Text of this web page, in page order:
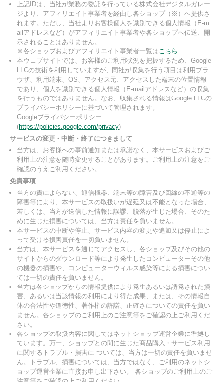
上記IDは、当社が業務の委託を行っている株式会社デジタルガレー
ジより、アフィリエイト事業者を経由し各ショップ（※）へ提供さ
れます。ただし、当社よりお客様個人を識別できる個人情報（E-m
ailアドレスなど）がアフィリエイト事業者や各ショップへ伝送、開
示されることはありません。
※各ショップおよびアフィリエイト事業者一覧はこちら
本ウェブサイトでは、お客様のご利用状況を把握するため、Google
LLCの技術を利用していますが、同社が収集を行う項目は利用ブラ
ウザ、利用端末、OS、アクセス元、アクセスした端末の位置情報
であり、個人を識別できる個人情報（E-mailアドレスなど）の収集
を行うものではありません。なお、収集される情報はGoogle LLCの
プライバシーポリシーに基づいて管理されます。
Googleプライバシーポリシー
(https://policies.google.com/privacy)
サービスの変更・中断・終了につきまして
当方は、お客様への事前通知または承諾なく、本サービスおよびご
利用上の注意を随時変更することがあります。ご利用上の注意をご
確認のうえご利用ください。
免責事項
当方の責によらない、通信機器、端末等の障害及び回線の不通等の
障害等により、本サービスの取扱いが遅延又は不能となった場合、
若しくは、当方が送信した情報に誤謬、脱落が生じた場合、そのた
めに生じた損害については、当方は責任を負いません。
本サービスの中断や停止、サービス内容の変更や追加又は停止によ
って受ける損害責任を一切負いません。
当方は、本サービスを通じてアクセスし、各ショップ及びその他の
サイトからのダウンロード等により発生したコンピューターその他
の機器の損害や、コンピューターウィルス感染等による損害につい
ては一切の責任を負いません。
当方は各ショップからの情報提供により発生あるいは誘発された損
害、あるいは当該情報の利用により得た成果、または、その情報自
体の合法性や道徳性、著作権の許諾、正確さについての責任を負い
ません。各ショップのご利用上のご注意等をご確認の上ご利用くだ
さい。
各ショップの取扱内容に関してはネットショップ運営企業に準拠し
ています。万一、ショップとの間に生じた商品購入・サービス利用
に関するトラブル・損害に ついては、当方は一切の責任を負いませ
ん。トラブル、損害については、当方ではなく、ご利用のネットシ
ョップ運営企業に直接お申し出下さい。 各ショップのご利用上のご